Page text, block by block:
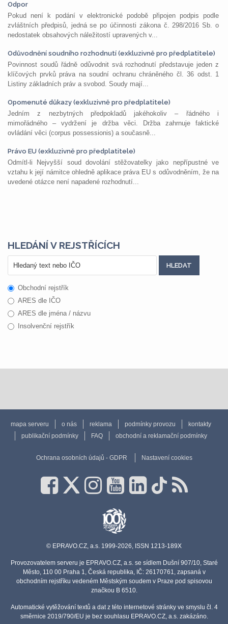
Odpor
Pokud není k podání v elektronické podobě připojen podpis podle
zvláštních předpisů, jedná se po účinnosti zákona č. 298/2016 Sb. o
nedostatek obsahových náležitostí upravených v...
Odůvodnění soudního rozhodnutí (exkluzivně pro předplatitele)
Povinnost soudů řádně odůvodnit svá rozhodnutí představuje jeden z
klíčových prvků práva na soudní ochranu chráněného čl. 36 odst. 1
Listiny základních práv a svobod. Soudy mají...
Opomenuté důkazy (exkluzivně pro předplatitele)
Jedním z nezbytných předpokladů jakéhokoliv – řádného i
mimořádného – vydržení je držba věci. Držba zahrnuje faktické
ovládání věci (corpus possessionis) a současně...
Právo EU (exkluzivně pro předplatitele)
Odmítl-li Nejvyšší soud dovolání stěžovatelky jako nepřípustné ve
vztahu k její námitce ohledně aplikace práva EU s odůvodněním, že na
uvedené otázce není napadené rozhodnutí...
HLEDÁNÍ V REJSTŘÍCÍCH
Obchodní rejstřík
ARES dle IČO
ARES dle jména / názvu
Insolvenční rejstřík
mapa serveru o nás reklama podmínky provozu
kontakty
publikační podmínky
FAQ obchodní a reklamační podmínky
Ochrana osobních údajů - GDPR Nastavení cookies
© EPRAVO.CZ, a.s. 1999-2026, ISSN 1213-189X
Provozovatelem serveru je EPRAVO.CZ, a.s. se sídlem Dušní 907/10, Staré
Město, 110 00 Praha 1, Česká republika, IČ: 26170761, zapsaná v
obchodním rejstříku vedeném Městským soudem v Praze pod spisovou
značkou B 6510.
Automatické vytěžování textů a dat z této internetové stránky ve smyslu čl. 4
směrnice 2019/790/EU je bez souhlasu EPRAVO.CZ, a.s. zakázáno.